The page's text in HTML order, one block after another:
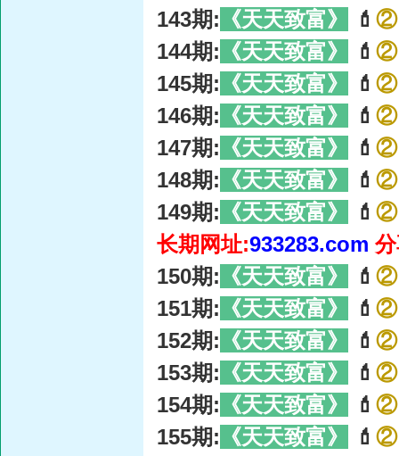
143期: 《天天致富》 💄 ②
144期: 《天天致富》 💄 ②
145期: 《天天致富》 💄 ②
146期: 《天天致富》 💄 ②
147期: 《天天致富》 💄 ②
148期: 《天天致富》 💄 ②
149期: 《天天致富》 💄 ②
长期网址:933283.com
150期: 《天天致富》 💄 ②
151期: 《天天致富》 💄 ②
152期: 《天天致富》 💄 ②
153期: 《天天致富》 💄 ②
154期: 《天天致富》 💄 ②
155期: 《天天致富》 💄 ②